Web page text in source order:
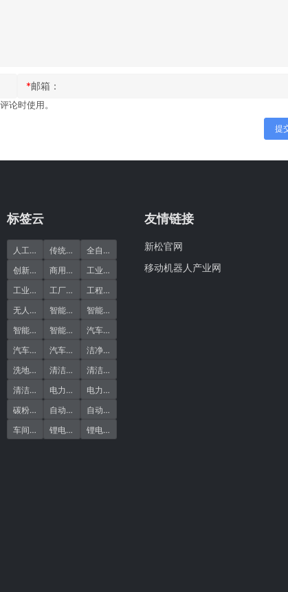
*邮箱：
论时使用。
提
标签云
人工清洁缺点 (10)
传统清洁 (5) 全自动清洁机器人 (2)
创新引领 (9) 商用清洁机器人 (2)
工业清洁
工业清洁机器人 (1)
工厂清洗 (21)工程清洁
无人清洁 (1) 智能洗地机器人 (1)
智能清洁
智能清洁机器人 (1)
智能车间清洁 (20)
汽车行业清洁
汽车车间 (1) 汽车零部件 (1)洁净作业
洗地机器人 (1)清洁作业 (21)清洁好处
清洁机器人 (22)
电力行业清洁 (1)
电力车间
碳粉清洁 (1) 自动扫地机 (1)自动扫地机器人
车间清洁 (1) 锂电碳粉 (1) 锂电车间清洁
友情链接
新松官网
移动机器人产业网